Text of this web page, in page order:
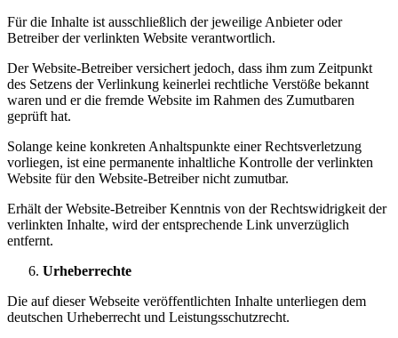
Für die Inhalte ist ausschließlich der jeweilige Anbieter oder
Betreiber der verlinkten Website verantwortlich.
Der Website-Betreiber versichert jedoch, dass ihm zum Zeitpunkt
des Setzens der Verlinkung keinerlei rechtliche Verstöße bekannt
waren und er die fremde Website im Rahmen des Zumutbaren
geprüft hat.
Solange keine konkreten Anhaltspunkte einer Rechtsverletzung
vorliegen, ist eine permanente inhaltliche Kontrolle der verlinkten
Website für den Website-Betreiber nicht zumutbar.
Erhält der Website-Betreiber Kenntnis von der Rechtswidrigkeit der
verlinkten Inhalte, wird der entsprechende Link unverzüglich
entfernt.
Urheberrechte
Die auf dieser Webseite veröffentlichten Inhalte unterliegen dem
deutschen Urheberrecht und Leistungsschutzrecht.